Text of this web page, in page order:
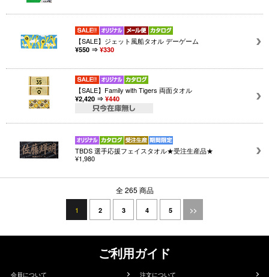
【SALE】ジェット風船タオル デーゲーム
¥550 ⇒ ¥330
【SALE】Family with Tigers 両面タオル
¥2,420 ⇒ ¥440
TBDS 選手応援フェイスタオル★受注生産品★
¥1,980
全 265 商品
1 2 3 4 5 >>
ご利用ガイド
会員について 注文について